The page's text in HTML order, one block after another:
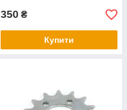
350 ₴
Купити